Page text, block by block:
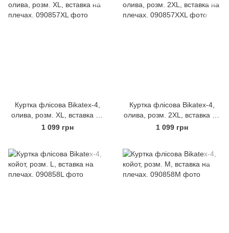
Куртка флісова Bikatex-4,
олива, розм. XL, вставка на
плечах.
1 099 грн
Куртка флісова Bikatex-4,
олива, розм. 2XL, вставка на
плечах.
1 099 грн